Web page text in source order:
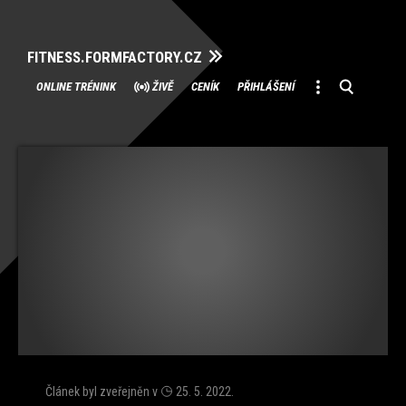
FITNESS.FORMFACTORY.CZ
Přeskočit
na
ONLINE TRÉNINK ŽIVĚ CENÍK PŘIHLÁŠENÍ
Článek byl zveřejněn v 25. 5. 2022